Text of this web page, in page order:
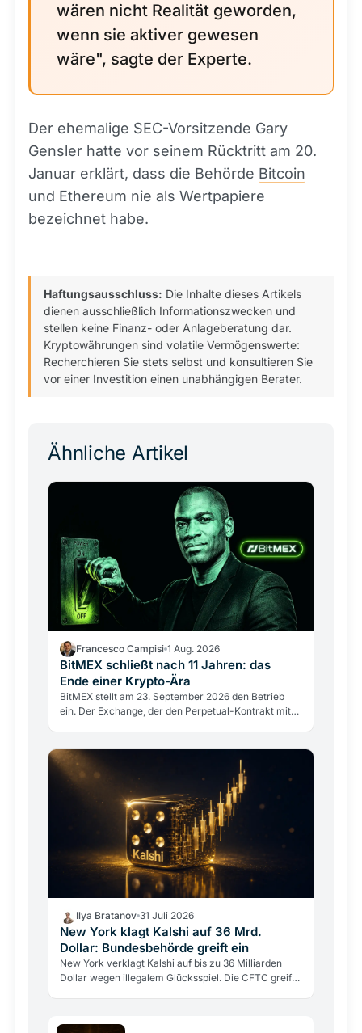
wären nicht Realität geworden,
wenn sie aktiver gewesen
wäre", sagte der Experte.
Der ehemalige SEC-Vorsitzende Gary
Gensler hatte vor seinem Rücktritt am 20.
Januar erklärt, dass die Behörde Bitcoin
und Ethereum nie als Wertpapiere
bezeichnet habe.
Haftungsausschluss: Die Inhalte dieses Artikels
dienen ausschließlich Informationszwecken und
stellen keine Finanz- oder Anlageberatung dar.
Kryptowährungen sind volatile Vermögenswerte:
Recherchieren Sie stets selbst und konsultieren Sie
vor einer Investition einen unabhängigen Berater.
Ähnliche Artikel
Francesco Campisi 1 Aug. 2026
BitMEX schließt nach 11 Jahren: das
Ende einer Krypto-Ära
BitMEX stellt am 23. September 2026 den Betrieb
ein. Der Exchange, der den Perpetual-Kontrakt mit
Ilya Bratanov 31 Juli 2026
New York klagt Kalshi auf 36 Mrd.
Dollar: Bundesbehörde greift ein
New York verklagt Kalshi auf bis zu 36 Milliarden
Dollar wegen illegalem Glücksspiel. Die CFTC greift